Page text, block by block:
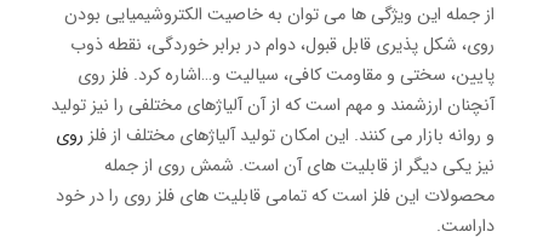
از جمله این ویژگی ها می توان به خاصیت الکتروشیمیایی بودن
روی، شکل پذیری قابل قبول، دوام در برابر خوردگی، نقطه ذوب
پایین، سختی و مقاومت کافی، سیالیت و…اشاره کرد. فلز روی
آنچنان ارزشمند و مهم است که از آن آلیاژهای مختلفی را نیز تولید
و روانه بازار می کنند. این امکان تولید آلیاژهای مختلف از فلز روی
نیز یکی دیگر از قابلیت های آن است. شمش روی از جمله
محصولات این فلز است که تمامی قابلیت های فلز روی را در خود
داراست.